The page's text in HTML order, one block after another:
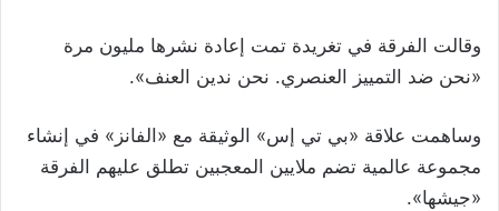
وقالت الفرقة في تغريدة تمت إعادة نشرها مليون مرة
«نحن ضد التمييز العنصري. نحن ندين العنف».
وساهمت علاقة «بي تي إس» الوثيقة مع «الفانز» في إنشاء
مجموعة عالمية تضم ملايين المعجبين تطلق عليهم الفرقة
«جيشها».